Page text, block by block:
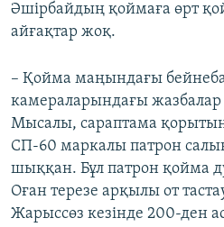
Әшірбайдың қоймаға өрт
айғақтар жоқ.
– Қойма маңындағы
камераларындағы жазбалар
Мысалы, сараптама
СП-60 маркалы патрон
шыққан. Бұл патрон қойма
Оған терезе арқылы от
Жарыссөз кезінде 200-ден